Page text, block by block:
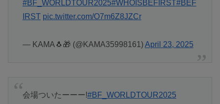
#BF_WORLDTOUR2025#WHOISBEFIRST#BEF
IRST pic.twitter.com/O7m6Z8JZCr
— KAMA🐧🎁 (@KAMA35998161)April 23, 2025
会場ついたーーー!#BF_WORLDTOUR2025